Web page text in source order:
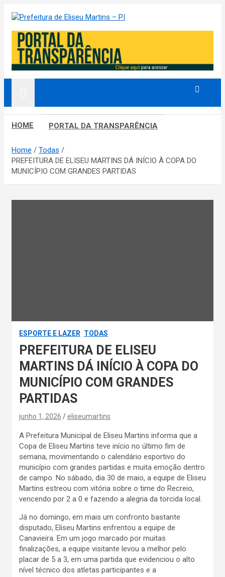
e
Prefeitura de Eliseu Martins –
PI
HOME PORTAL DA TRANSPARÊNCIA
Home
Todas
PREFEITURA DE ELISEU MARTINS DÁ INÍCIO À COPA DO
MUNICÍPIO COM GRANDES PARTIDAS
ESPORTE E LAZER TODAS
PREFEITURA DE ELISEU
MARTINS DÁ INÍCIO À COPA DO
MUNICÍPIO COM GRANDES
PARTIDAS
junho 1, 2026 eliseumartins
A Prefeitura Municipal de Eliseu Martins informa que a
Copa de Eliseu Martins teve início no último fim de
semana, movimentando o calendário esportivo do
município com grandes partidas e muita emoção dentro
de campo. No sábado, dia 30 de maio, a equipe de Eliseu
Martins estreou com vitória sobre o time do Recreio,
vencendo por 2 a 0 e fazendo a alegria da torcida local.
Já no domingo, em mais um confronto bastante
disputado, Eliseu Martins enfrentou a equipe de
Canavieira. Em um jogo marcado por muitas
finalizações, a equipe visitante levou a melhor pelo
placar de 5 a 3, em uma partida que evidenciou o alto
nível técnico dos atletas participantes e a